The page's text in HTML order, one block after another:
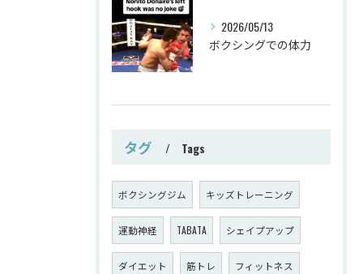
2026/05/13
ボクシングでの体力
タグ Tags
ボクシングジム キッズトレーニング
運動神経 TABATA シェイプアップ
ダイエット 筋トレ フィットネス